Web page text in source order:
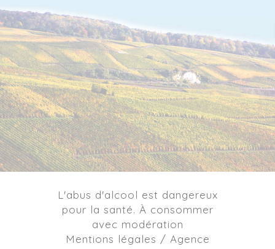
L'abus d'alcool est dangereux
pour la santé. À consommer
avec modération
Mentions légales / Agence